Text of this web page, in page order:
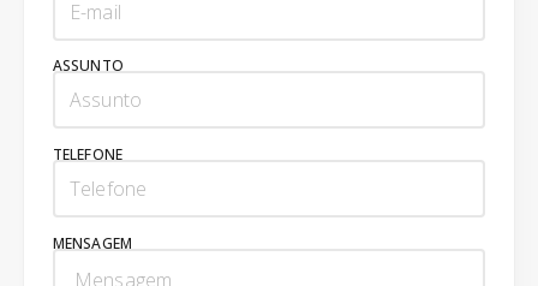
ASSUNTO
TELEFONE
MENSAGEM